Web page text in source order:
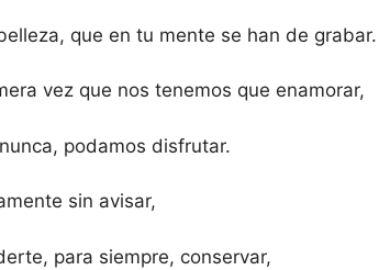
que en tu mente se han de grabar.
vez que nos tenemos que enamorar,
podamos disfrutar.
sin avisar,
para siempre, conservar,